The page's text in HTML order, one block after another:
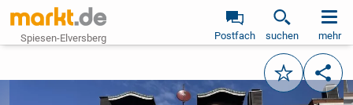
Spiesen-Elversberg Postfach suchen mehr
Merken